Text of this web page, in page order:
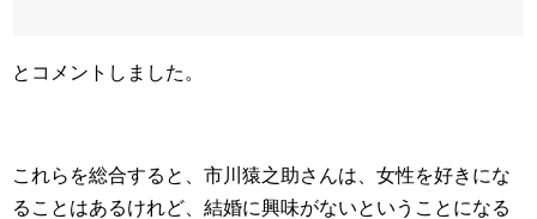
とコメントしました。
これらを総合すると、市川猿之助さんは、女性を好きにな
ることはあるけれど、結婚に興味がないということになる